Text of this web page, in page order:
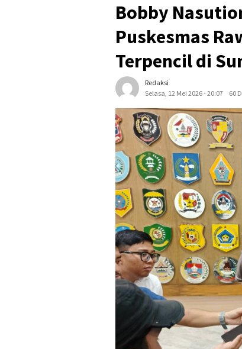
Bobby
Puskesmas
Terpencil di
Redaksi
Selasa, 12 Mei 2026 - 20:07
60